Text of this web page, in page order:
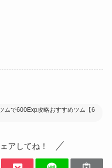
ムで600Exp攻略おすすめツム【6
アしてね！